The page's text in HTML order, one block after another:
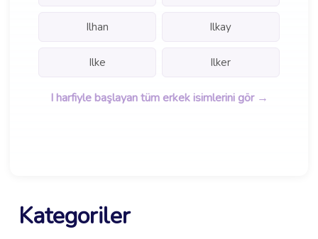
Ilhan Ilkay
Ilke Ilker
I harfiyle başlayan tüm erkek isimlerini gör →
Kategoriler